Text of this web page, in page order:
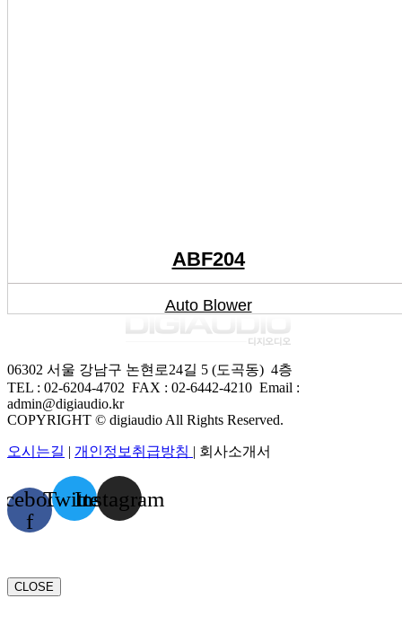
ABF204
Auto Blower
06302 서울 강남구 논현로24길 5 (도곡동) 4층
TEL : 02-6204-4702 FAX : 02-6442-4210 Email :
admin@digiaudio.kr
COPYRIGHT © digiaudio All Rights Reserved.
오시는길 | 개인정보취급방침 | 회사소개서
f
TwitterInstagram
CLOSE